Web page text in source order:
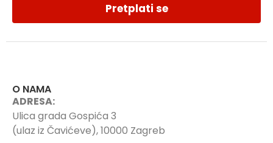
Pretplati se
O NAMA
ADRESA:
Ulica grada Gospića 3
(ulaz iz Čavićeve), 10000 Zagreb